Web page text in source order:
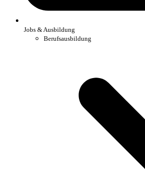
Jobs & Ausbildung
Berufsausbildung